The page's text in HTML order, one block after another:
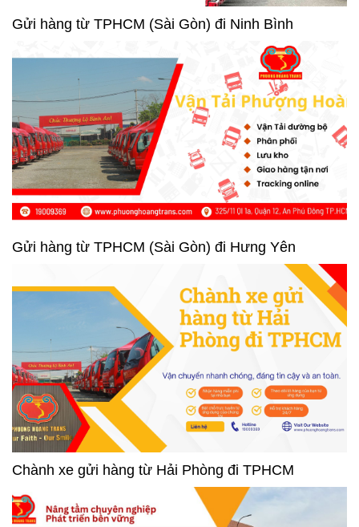
Gửi hàng từ TPHCM (Sài Gòn) đi Ninh Bình
Gửi hàng từ TPHCM (Sài Gòn) đi Hưng Yên
Chành xe gửi hàng từ Hải Phòng đi TPHCM